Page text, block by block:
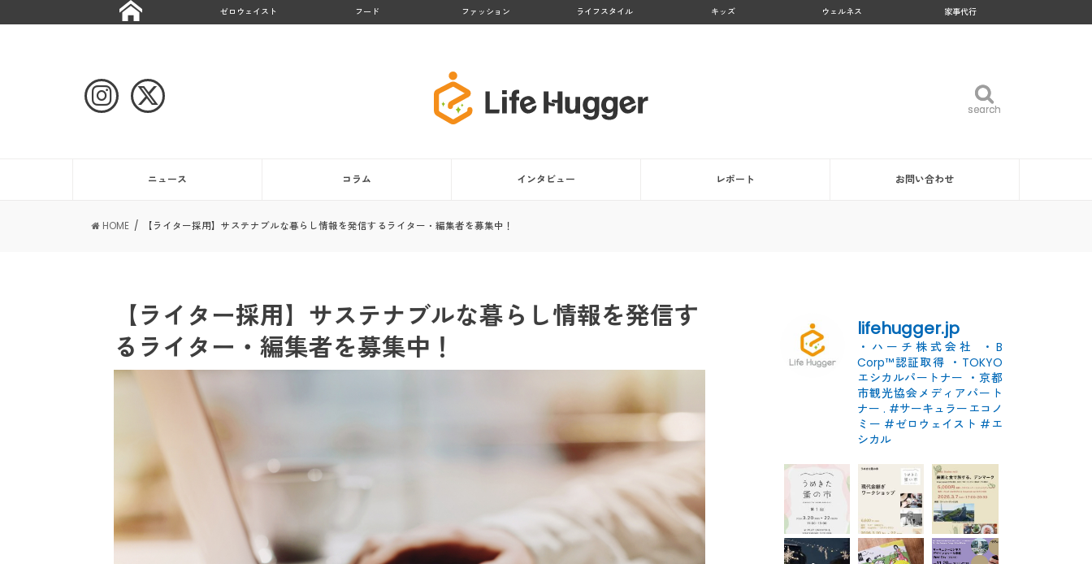
ゼロウェイスト フード ファッション ライフスタイル キッズ ウェルネス 家事代行
search
search
ニュース コラム インタビュー レポート お問い合わせ
HOME 【ライター採用】サステナブルな暮らし情報を発信するライター・編集者を募集中！
【ライター採用】サステナブルな暮らし情報を発信す
るライター・編集者を募集中！
lifehugger.jp
・ハーチ株式会社
・B
Corp™認証取得 ・TOKYO
エシカルパートナー ・京都
市観光協会メディアパート
ナー . #サーキュラーエコノ
ミー #ゼロウェイスト #エ
シカル